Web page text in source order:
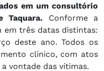
em um consultório
Taquara. Conforme a
em três datas distintas:
deste ano. Todos os
clínico, com atos
vontade das vítimas.